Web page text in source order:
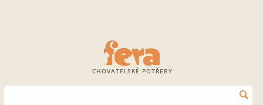
CHOVATELSKÉ POTŘEBY